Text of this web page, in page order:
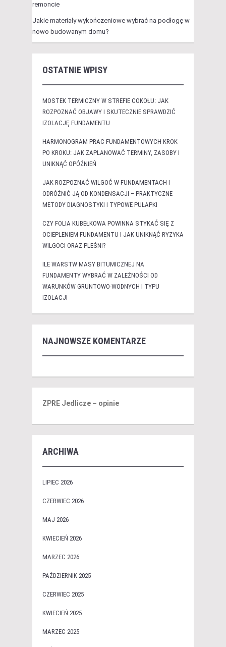
remoncie
Jakie materiały wykończeniowe wybrać na podłogę w
nowo budowanym domu?
OSTATNIE WPISY
MOSTEK TERMICZNY W STREFIE COKOŁU: JAK
ROZPOZNAĆ OBJAWY I SKUTECZNIE SPRAWDZIĆ
IZOLACJĘ FUNDAMENTU
HARMONOGRAM PRAC FUNDAMENTOWYCH KROK
PO KROKU: JAK ZAPLANOWAĆ TERMINY, ZASOBY I
UNIKNĄĆ OPÓŹNIEŃ
JAK ROZPOZNAĆ WILGOĆ W FUNDAMENTACH I
ODRÓŻNIĆ JĄ OD KONDENSACJI – PRAKTYCZNE
METODY DIAGNOSTYKI I TYPOWE PUŁAPKI
CZY FOLIA KUBEŁKOWA POWINNA STYKAĆ SIĘ Z
OCIEPLENIEM FUNDAMENTU I JAK UNIKNĄĆ RYZYKA
WILGOCI ORAZ PLEŚNI?
ILE WARSTW MASY BITUMICZNEJ NA
FUNDAMENTY WYBRAĆ W ZALEŻNOŚCI OD
WARUNKÓW GRUNTOWO-WODNYCH I TYPU
IZOLACJI
NAJNOWSZE KOMENTARZE
ZPRE Jedlicze – opinie
ARCHIWA
LIPIEC 2026
CZERWIEC 2026
MAJ 2026
KWIECIEŃ 2026
MARZEC 2026
PAŹDZIERNIK 2025
CZERWIEC 2025
KWIECIEŃ 2025
MARZEC 2025